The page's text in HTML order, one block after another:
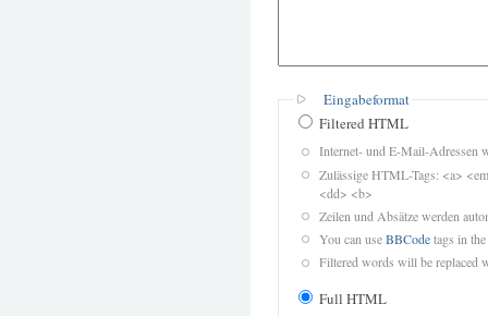
Eingabeformat
Filtered HTML
Internet- und E-Mail-Adressen
Zulässige HTML-Tags: <a>
<dd> <b>
Zeilen und Absätze werden
You can useBBCodetags in
Filtered words will be replaced
Full HTML